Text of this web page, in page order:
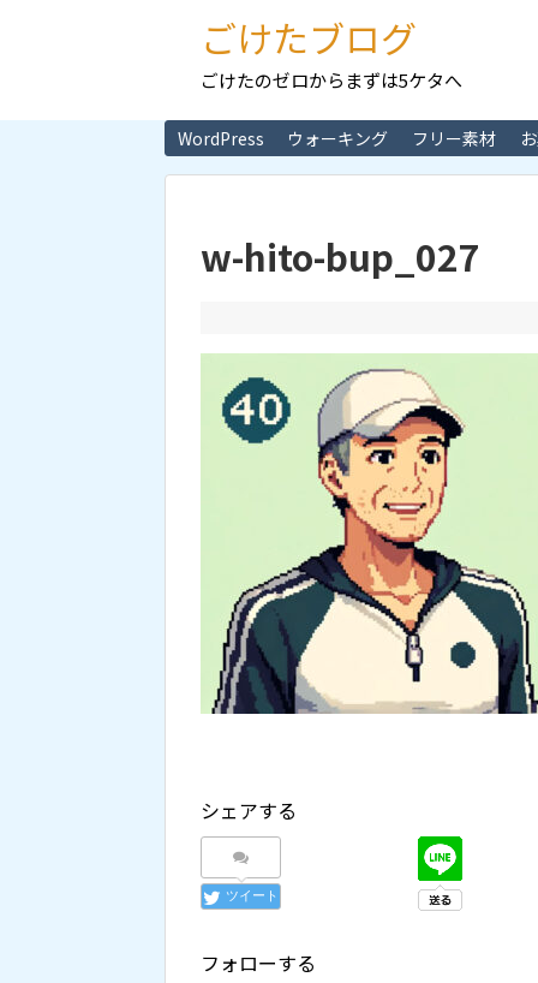
ごけたブログ
ごけたのゼロからまずは5ケタへ
WordPress ウォーキング フリー素材
w-hito-bup_027
シェアする
ツイート
フォローする